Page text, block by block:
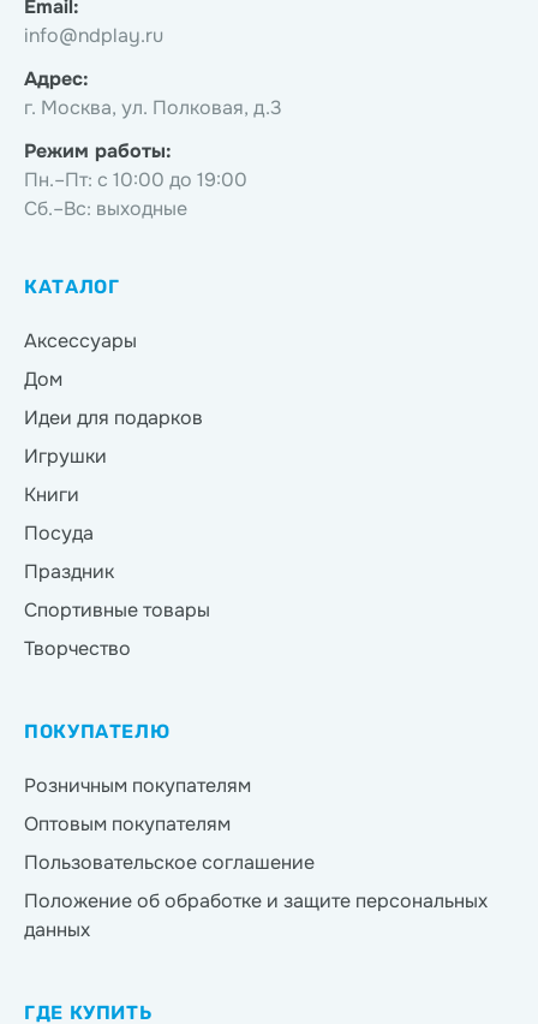
Email:
info@ndplay.ru
Адрес:
г. Москва, ул. Полковая, д.3
Режим работы:
Пн.–Пт: с 10:00 до 19:00
Сб.–Вс: выходные
КАТАЛОГ
Аксессуары
Дом
Идеи для подарков
Игрушки
Книги
Посуда
Праздник
Спортивные товары
Творчество
ПОКУПАТЕЛЮ
Розничным покупателям
Оптовым покупателям
Пользовательское соглашение
Положение об обработке и защите персональных
данных
ГДЕ КУПИТЬ